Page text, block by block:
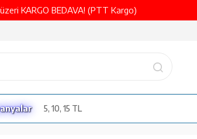
KARGO BEDAVA! (PTT Kargo)
5, 10, 15 TL